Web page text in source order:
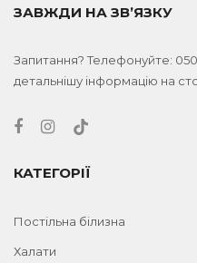
ЗАВЖДИ НА ЗВ’ЯЗКУ
Запитання? Телефонуйте:
детальнішу інформацію на
КАТЕГОРІЇ
Постільна білизна
Халати